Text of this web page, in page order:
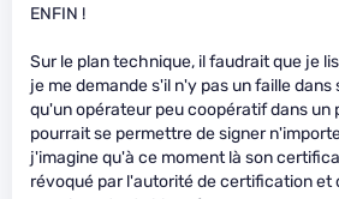
ENFIN !
Sur le plan technique, il faudrait que je
je me demande s'il n'y pas un faille
qu'un opérateur peu coopératif dans un
pourrait se permettre de signer
j'imagine qu'à ce moment là son
révoqué par l'autorité de certification et